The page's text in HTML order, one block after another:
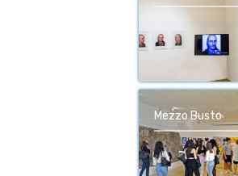
Mezzo Busto